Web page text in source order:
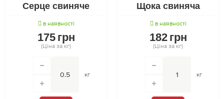
Серце свиняче
в наявності
175 грн
(Ціна за кг)
кг
Щока свиняча
в наявності
182 грн
(Ціна за кг)
кг